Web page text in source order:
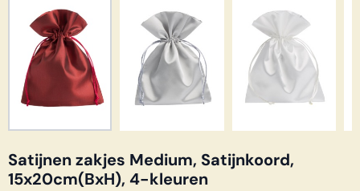
Satijnen zakjes Medium, Satijnkoord,
15x20cm(BxH), 4-kleuren